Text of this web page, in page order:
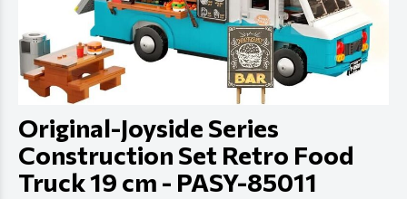
Original-Joyside Series
Construction Set Retro Food
Truck 19 cm - PASY-85011